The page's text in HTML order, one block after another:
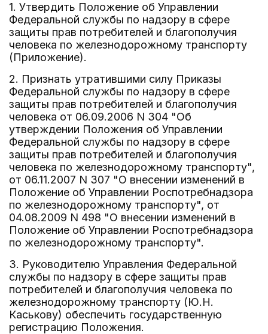
1. Утвердить Положение об Управлении
Федеральной службы по надзору в сфере
защиты прав потребителей и благополучия
человека по железнодорожному транспорту
(Приложение).
2. Признать утратившими силу Приказы
Федеральной службы по надзору в сфере
защиты прав потребителей и благополучия
человека от 06.09.2006 N 304 "Об
утверждении Положения об Управлении
Федеральной службы по надзору в сфере
защиты прав потребителей и благополучия
человека по железнодорожному транспорту",
от 06.11.2007 N 307 "О внесении изменений в
Положение об Управлении Роспотребнадзора
по железнодорожному транспорту", от
04.08.2009 N 498 "О внесении изменений в
Положение об Управлении Роспотребнадзора
по железнодорожному транспорту".
3. Руководителю Управления Федеральной
службы по надзору в сфере защиты прав
потребителей и благополучия человека по
железнодорожному транспорту (Ю.Н.
Каськову) обеспечить государственную
регистрацию Положения.